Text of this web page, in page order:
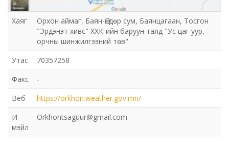
Хаяг
Орхон аймаг, Баян-Өндөр сум, Баянцагаан, Тосгон
"Эрдэнэт хивс" ХХК-ийн баруун талд "Ус цаг уур,
орчны шинжилгээний төв"
Утас
70357258
Факс
-
Веб
https://orkhon.weather.gov.mn/
И-
мэйл
Orkhontsaguur@gmail.com